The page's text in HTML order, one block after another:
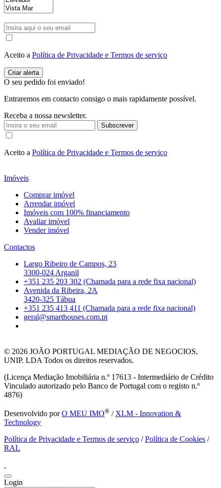
Aceito a Política de Privacidade e Termos de serviço
O seu pedido foi enviado!
Entraremos em contacto consigo o mais rapidamente possível.
Receba a nossa newsletter.
Subscrever
Aceito a Política de Privacidade e Termos de serviço
Imóveis
Comprar imóvel
Arrendar imóvel
Imóveis com 100% financiamento
Avaliar imóvel
Vender imóvel
Contactos
Largo Ribeiro de Campos, 23
3300-024 Arganil
+351 235 203 302 (Chamada para a rede fixa nacional)
Avenida da Ribeira, 2A
3420-325 Tábua
+351 235 413 411 (Chamada para a rede fixa nacional)
geral@smarthouses.com.pt
© 2026 JOÃO PORTUGAL MEDIAÇÃO DE NEGOCIOS,
UNIP. LDA Todos os direitos reservados.
(Licença Mediação Imobiliária n.º 17613 - Intermediário de Crédito
Vinculado autorizado pelo Banco de Portugal com o registo n.º
4876)
Desenvolvido porO MEU IMO® / XLM - Innovation &
Technology
Política de Privacidade e Termos de serviço /Política de Cookies /
RAL
Login